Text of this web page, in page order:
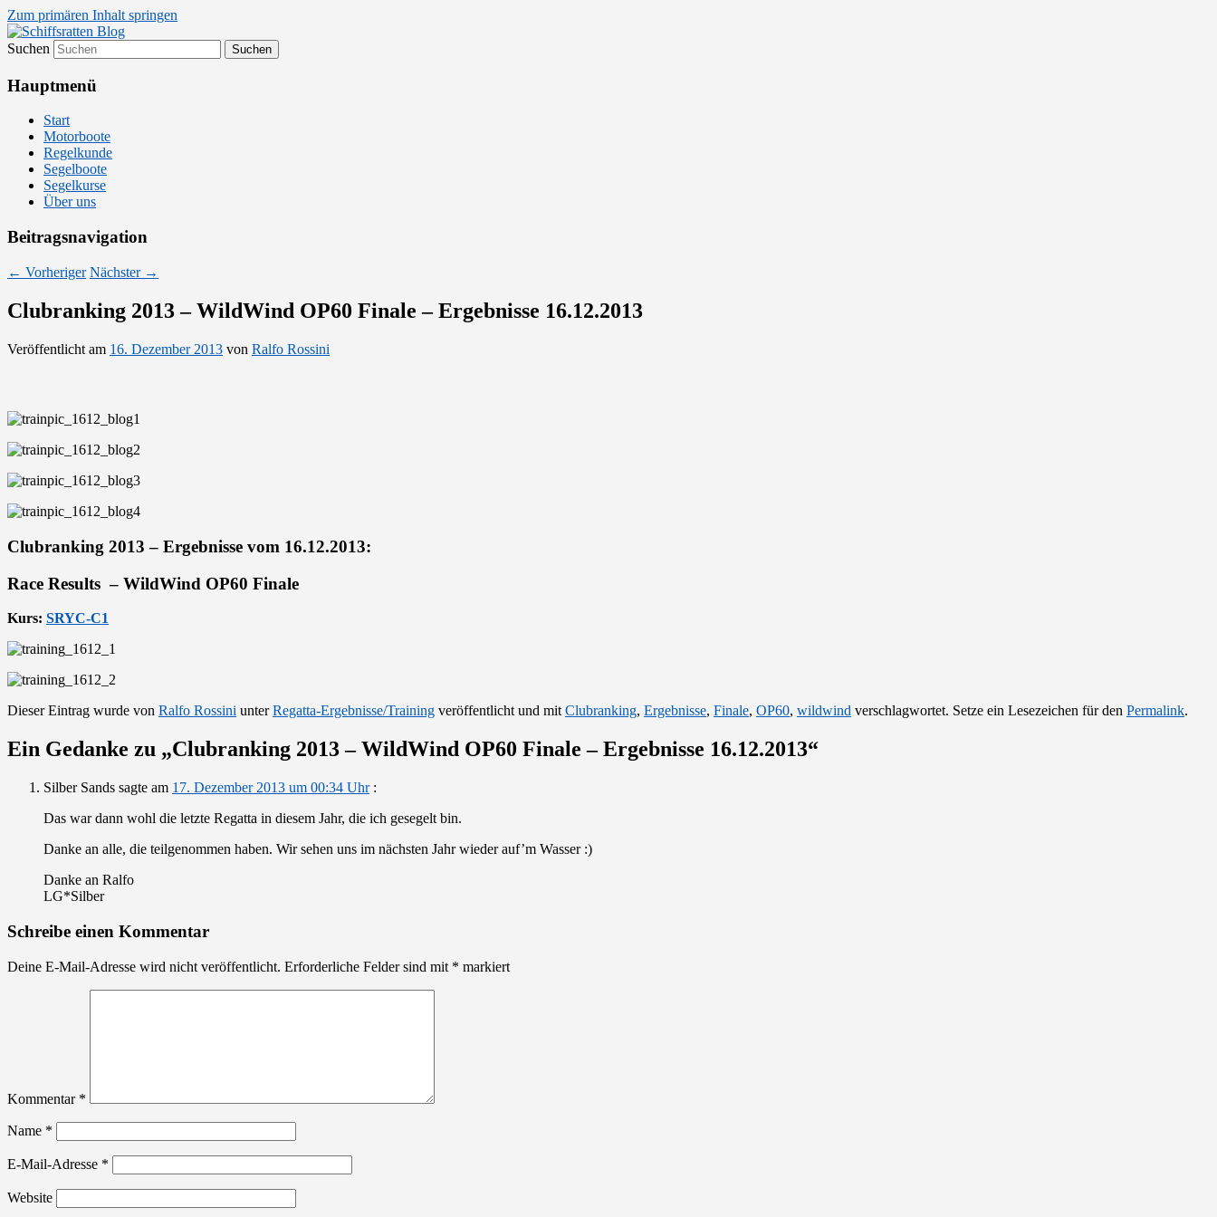
Zum primären Inhalt springen
Schiffsratten Blog
Segelsport in Second Life
Suchen
Hauptmenü
Start
Motorboote
Regelkunde
Segelboote
Segelkurse
Über uns
Beitragsnavigation
← Vorheriger Nächster →
Clubranking 2013 – WildWind OP60 Finale – Ergebnisse 16.12.2013
Veröffentlicht am 16. Dezember 2013 von Ralfo Rossini
Clubranking 2013 – Ergebnisse vom 16.12.2013:
Race Results – WildWind OP60 Finale
Kurs: SRYC-C1
Dieser Eintrag wurde von Ralfo Rossini unterRegatta-Ergebnisse/Training veröffentlicht und mit Clubranking, Ergebnisse, Finale, OP60, wildwind verschlagwortet. Setze ein Lesezeichen für den Permalink.
Ein Gedanke zu „Clubranking 2013 – WildWind OP60 Finale – Ergebnisse 16.12.2013“
Silber Sands sagte am 17. Dezember 2013 um 00:34 Uhr :
Das war dann wohl die letzte Regatta in diesem Jahr, die ich gesegelt bin.
Danke an alle, die teilgenommen haben. Wir sehen uns im nächsten Jahr wieder auf’m Wasser :)
Danke an Ralfo
LG*Silber
Schreibe einen Kommentar
Deine E-Mail-Adresse wird nicht veröffentlicht. Erforderliche Felder sind mit * markiert
Kommentar *
Name *
E-Mail-Adresse *
Website